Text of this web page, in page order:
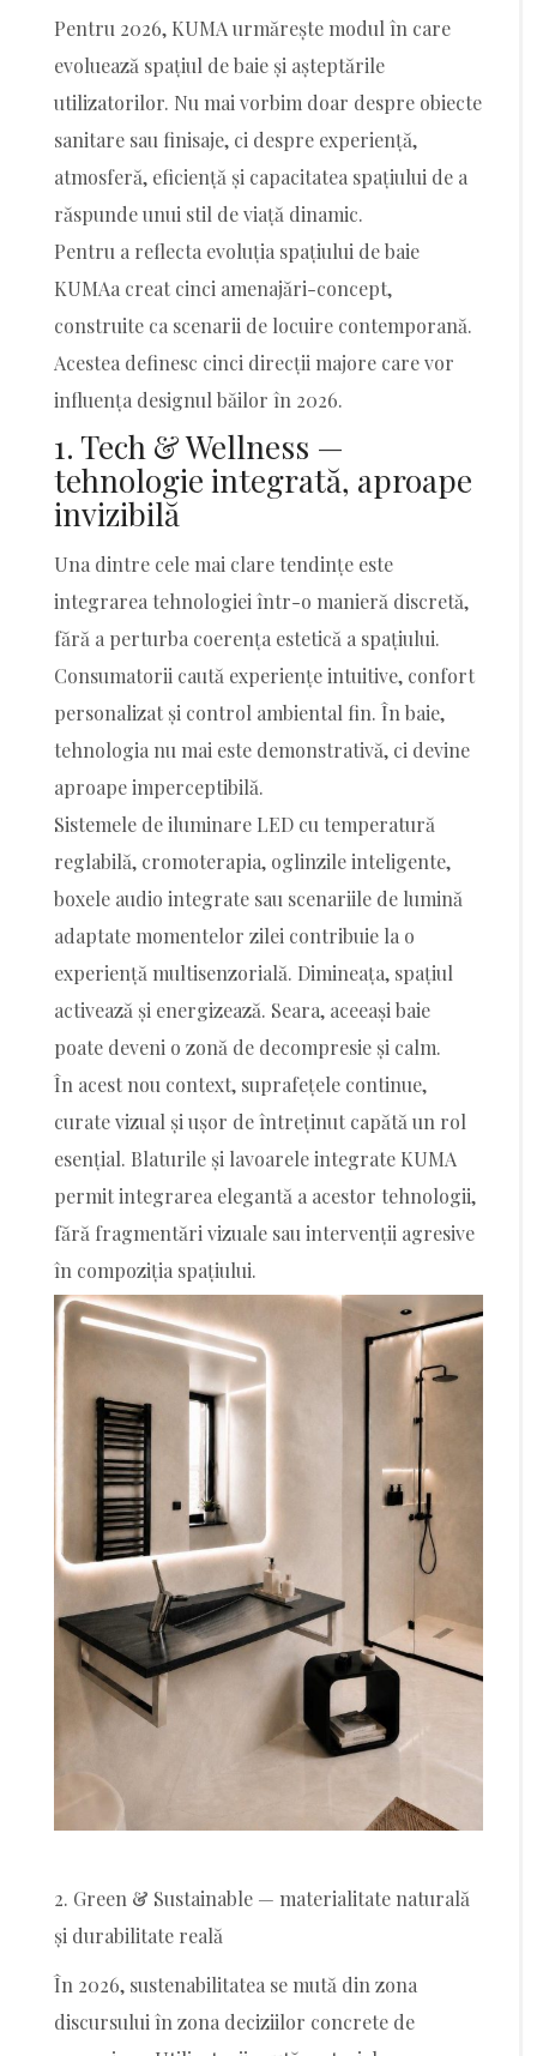
Pentru 2026, KUMA urmărește modul în care
evoluează spațiul de baie și așteptările
utilizatorilor. Nu mai vorbim doar despre obiecte
sanitare sau finisaje, ci despre experiență,
atmosferă, eficiență și capacitatea spațiului de a
răspunde unui stil de viață dinamic.
Pentru a reflecta evoluția spațiului de baie
KUMAa creat cinci amenajări-concept,
construite ca scenarii de locuire contemporană.
Acestea definesc cinci direcții majore care vor
influența designul băilor în 2026.
1. Tech & Wellness —
tehnologie integrată, aproape
invizibilă
Una dintre cele mai clare tendințe este
integrarea tehnologiei într-o manieră discretă,
fără a perturba coerența estetică a spațiului.
Consumatorii caută experiențe intuitive, confort
personalizat și control ambiental fin. În baie,
tehnologia nu mai este demonstrativă, ci devine
aproape imperceptibilă.
Sistemele de iluminare LED cu temperatură
reglabilă, cromoterapia, oglinzile inteligente,
boxele audio integrate sau scenariile de lumină
adaptate momentelor zilei contribuie la o
experiență multisenzorială. Dimineața, spațiul
activează și energizează. Seara, aceeași baie
poate deveni o zonă de decompresie și calm.
În acest nou context, suprafețele continue,
curate vizual și ușor de întreținut capătă un rol
esențial. Blaturile și lavoarele integrate KUMA
permit integrarea elegantă a acestor tehnologii,
fără fragmentări vizuale sau intervenții agresive
în compoziția spațiului.
2. Green & Sustainable — materialitate naturală
și durabilitate reală
În 2026, sustenabilitatea se mută din zona
discursului în zona deciziilor concrete de